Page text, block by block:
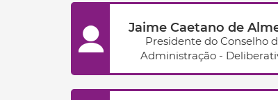
Jaime Caetano de
Presidente do Conselho
Administração -